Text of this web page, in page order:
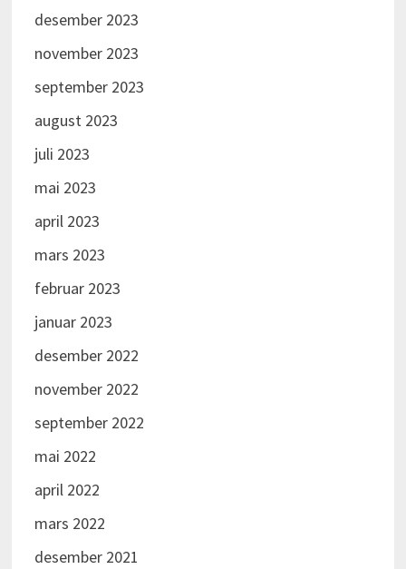
desember 2023
november 2023
september 2023
august 2023
juli 2023
mai 2023
april 2023
mars 2023
februar 2023
januar 2023
desember 2022
november 2022
september 2022
mai 2022
april 2022
mars 2022
desember 2021